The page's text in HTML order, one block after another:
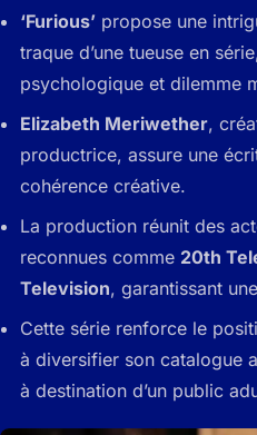
‘Furious’ propose une
traque d’une tueuse en
psychologique et dilemme
Elizabeth Meriwether,
productrice, assure une
cohérence créative.
La production réunit des
reconnues comme 20th
Television, garantissant
Cette série renforce le
à diversifier son catalogue
à destination d’un public